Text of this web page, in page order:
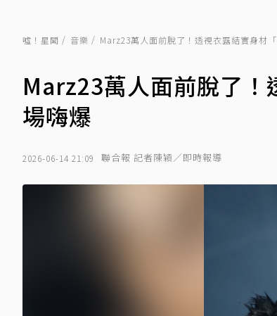
噓！星聞 音樂 Marz23萬人面前脫了！透視衣露結實身材
Marz23萬人面前脫了！
場嗨爆
2026-06-14 21:09 聯合報 記者陳穎／即時報導